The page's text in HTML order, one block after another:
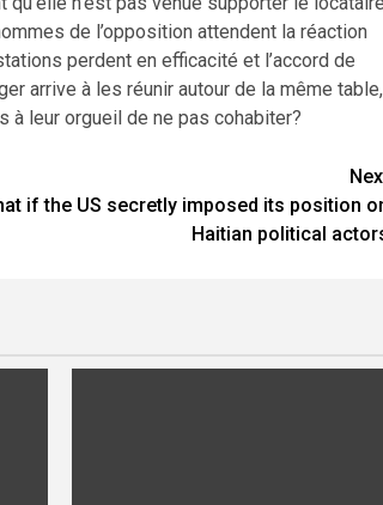
de l’opposition attendent la réaction
perdent en efficacité et l’accord de
arrive à les réunir autour de la même table,
à leur orgueil de ne pas cohabiter?
if the US secretly imposed its position
Haitian political